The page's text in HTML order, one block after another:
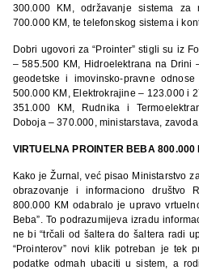
300.000 KM, održavanje sistema za
700.000 KM, te telefonskog sistema i
Dobri ugovori za “Prointer” stigli su iz
– 585.500 KM, Hidroelektrana na Drini
geodetske i imovinsko-pravne
500.000 KM, Elektrokrajine – 123.000 i
351.000 KM, Rudnika i
Doboja – 370.000, ministarstava,
VIRTUELNA PROINTER BEBA 800.000
Kako je Žurnal, već pisao Ministarstvo
obrazovanje i informaciono društvo
800.000 KM odabralo je upravo
Beba”. To podrazumijeva izradu
ne bi “trčali od šaltera do šaltera radi
“Prointerov” novi klik potreban je tek
podatke odmah ubaciti u sistem, a